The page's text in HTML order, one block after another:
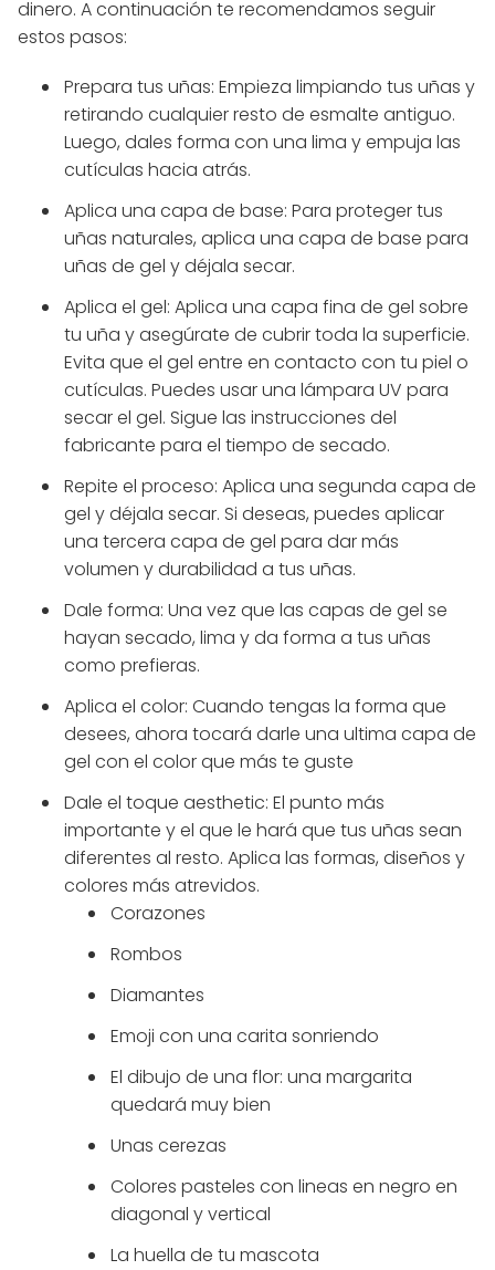
dinero. A continuación te recomendamos seguir
estos pasos:
Prepara tus uñas: Empieza limpiando tus uñas y
retirando cualquier resto de esmalte antiguo.
Luego, dales forma con una lima y empuja las
cutículas hacia atrás.
Aplica una capa de base: Para proteger tus
uñas naturales, aplica una capa de base para
uñas de gel y déjala secar.
Aplica el gel: Aplica una capa fina de gel sobre
tu uña y asegúrate de cubrir toda la superficie.
Evita que el gel entre en contacto con tu piel o
cutículas. Puedes usar una lámpara UV para
secar el gel. Sigue las instrucciones del
fabricante para el tiempo de secado.
Repite el proceso: Aplica una segunda capa de
gel y déjala secar. Si deseas, puedes aplicar
una tercera capa de gel para dar más
volumen y durabilidad a tus uñas.
Dale forma: Una vez que las capas de gel se
hayan secado, lima y da forma a tus uñas
como prefieras.
Aplica el color: Cuando tengas la forma que
desees, ahora tocará darle una ultima capa de
gel con el color que más te guste
Dale el toque aesthetic: El punto más
importante y el que le hará que tus uñas sean
diferentes al resto. Aplica las formas, diseños y
colores más atrevidos.
Corazones
Rombos
Diamantes
Emoji con una carita sonriendo
El dibujo de una flor: una margarita
quedará muy bien
Unas cerezas
Colores pasteles con lineas en negro en
diagonal y vertical
La huella de tu mascota